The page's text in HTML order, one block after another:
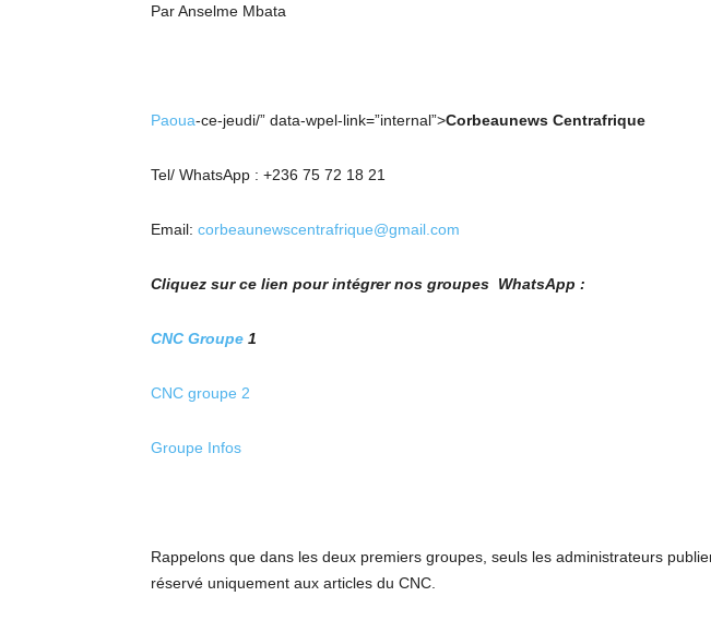
Par Anselme Mbata
Paoua-ce-jeudi/” data-wpel-link=”internal”>Corbeaunews Centrafrique
Tel/ WhatsApp : +236 75 72 18 21
Email: corbeaunewscentrafrique@gmail.com
Cliquez sur ce lien pour intégrer nos groupes WhatsApp :
CNC Groupe 1
CNC groupe 2
Groupe Infos
Rappelons que dans les deux premiers groupes, seuls les administrateurs
réservé uniquement aux articles du CNC.